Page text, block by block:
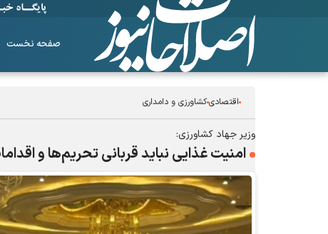
صفحه نخست
اقتصادیکشاورزی و دامداری
وزیر جهاد کشاورزی:
امنیت غذایی نباید قربانی تحریم‌ها و